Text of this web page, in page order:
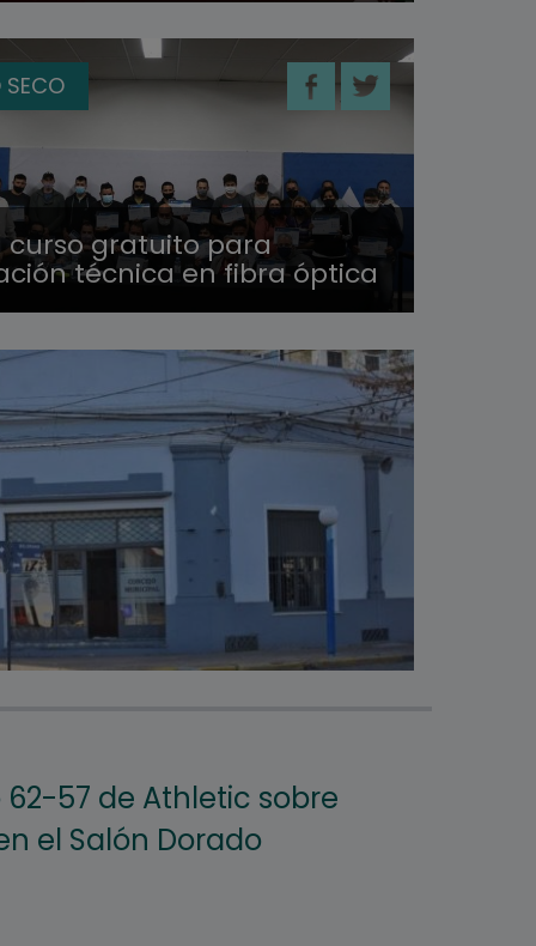
SECO
curso gratuito para
técnica en fibra óptica
57 de Athletic sobre
el Salón Dorado